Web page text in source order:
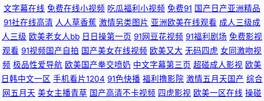
婷 传媒91福利 男女男啪啪啪 九九色色 91超碰在线内射 日韩97 91大神啪视
频 欧美人妖撸管 91社区试看一分钟 国产日韩欧美另类中文 www激情五月婷
婷 国产美女 日韩欧美女同 四虎乱轮 国产视频这里有 91性爰视频 欧美恋足网
文字幕在线 免费在线小视频 吃瓜福利小视频 免费91 国产日产亚洲精品
91社在线高清 人人草香蕉 激情另类图片 亚洲欧美在线观看 成人三级成
人三级 欧美老女人bb 日日操第一页 91网豆花视频 91福利剧场 免费影视
观看 91视频国产自拍 国产美女在线视频 欧美又大 无码四虎 女同激吻视
频 极品性爱导航 欧美国产拳交喷奶 中文字幕第三页 超碰成人影视 欧美
日韩中文一区 手机看片1204 91色快播 福利撸影院 激情五月天国产 综合
网五月天 美女主播青草 国产高清不卡视频 四虎影视 欧美一区在线 操碰